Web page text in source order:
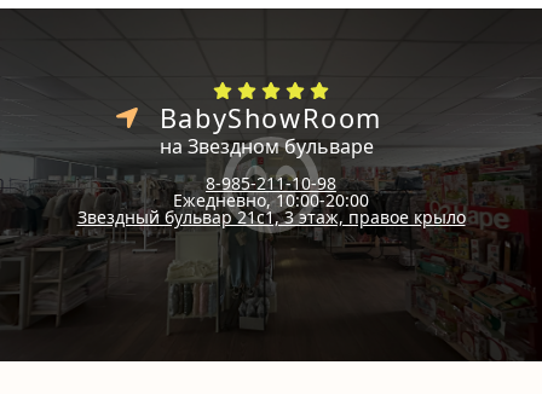
BabyShowRoom
на Звездном бульваре
8-985-211-10-98
Ежедневно, 10:00-20:00
Звездный бульвар 21с1, 3 этаж, правое крыло